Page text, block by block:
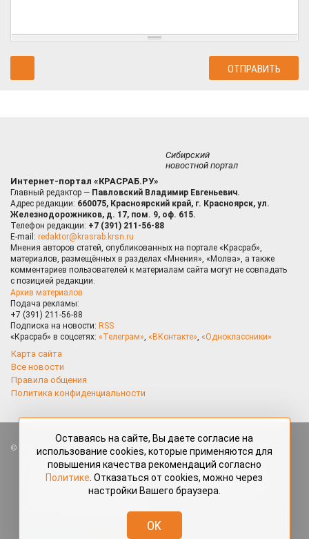
Сибирский
новостной портал
Интернет-портал «КРАСРАБ.РУ»
Главный редактор — Павловский Владимир Евгеньевич.
Адрес редакции: 660075, Красноярский край, г. Красноярск, ул.
Железнодорожников, д. 17, пом. 9, оф. 615.
Телефон редакции: +7 (391) 211-56-88
E-mail: redaktor@krasrab.krsn.ru
Мнения авторов статей, опубликованных на портале «Красраб»,
материалов, размещённых в разделах «Мнения», «Молва», а также
комментариев пользователей к материалам сайта могут не совпадать
с позицией редакции.
Архив материалов
Подача рекламы:
+7 (391) 211-56-88
Подписка на новости: RSS
«Красраб» в соцсетях: «Телеграм», «ВКонтакте», «Одноклассники»
Карта сайта
Все новости
Правила общения
Политика конфиденциальности
Все права защищены. Любые материалы, размещённые на портале
«Красраб.ру» сотрудниками редакции, нештатными авторами
и читателями, являются объектами авторского права. Полное или
частичное использование материалов, размещённых на портале
«Красраб.ру», допускается только с письменного согласия редакции
redaktor@krasrab.krsn.ru.
Оставаясь на сайте, Вы даете согласие на
использование cookies, которые применяются для
повышения качества рекомендаций согласно
Политике . Отказаться от cookies, можно через
настройки Вашего браузера.
OK